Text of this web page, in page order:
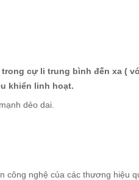
cự li trung bình đến xa (
khiển linh hoạt.
dẻo dai.
công nghệ của các thương hiệu